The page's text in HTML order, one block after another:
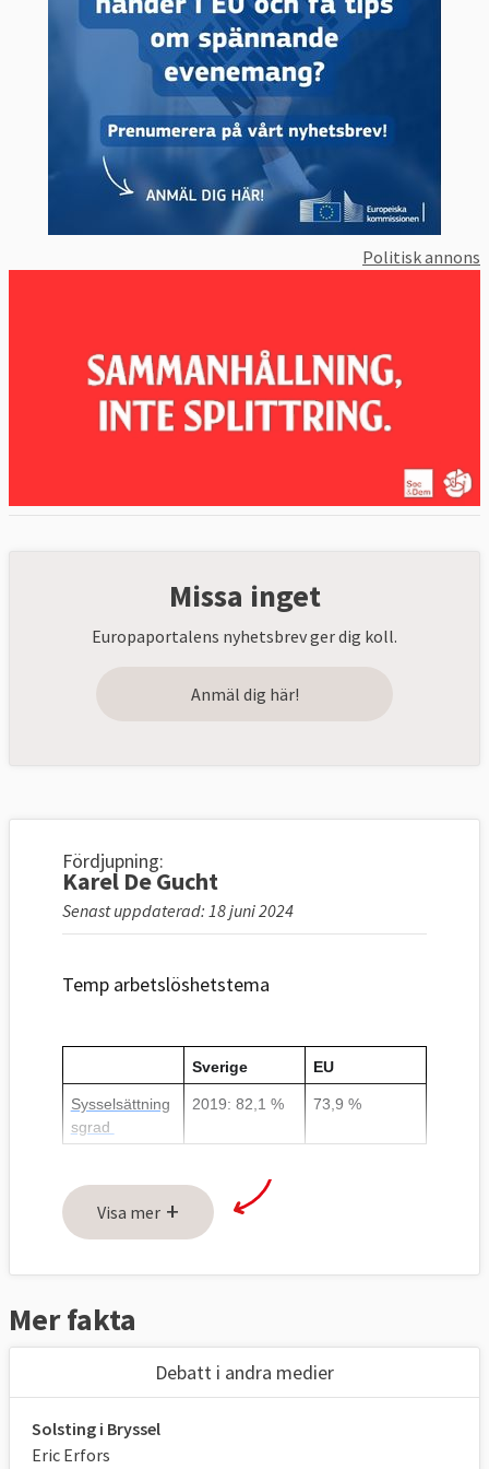
Politisk annons
Missa inget
Europaportalens nyhetsbrev ger dig koll.
Anmäl dig här!
Fördjupning:
Karel De Gucht
Senast uppdaterad: 18 juni 2024
Temp arbetslöshetstema
Sverige EU
Sysselsättning
sgrad
2019: 82,1 % 73,9 %
löshetens
2018: 18,2 %
Ungdomsarbet
slöshet
2018: 8,0% 20,9 %
Källa : Eurostat.
Visa mer +
Mer fakta
Debatt i andra medier
Solsting i Bryssel
Eric Erfors